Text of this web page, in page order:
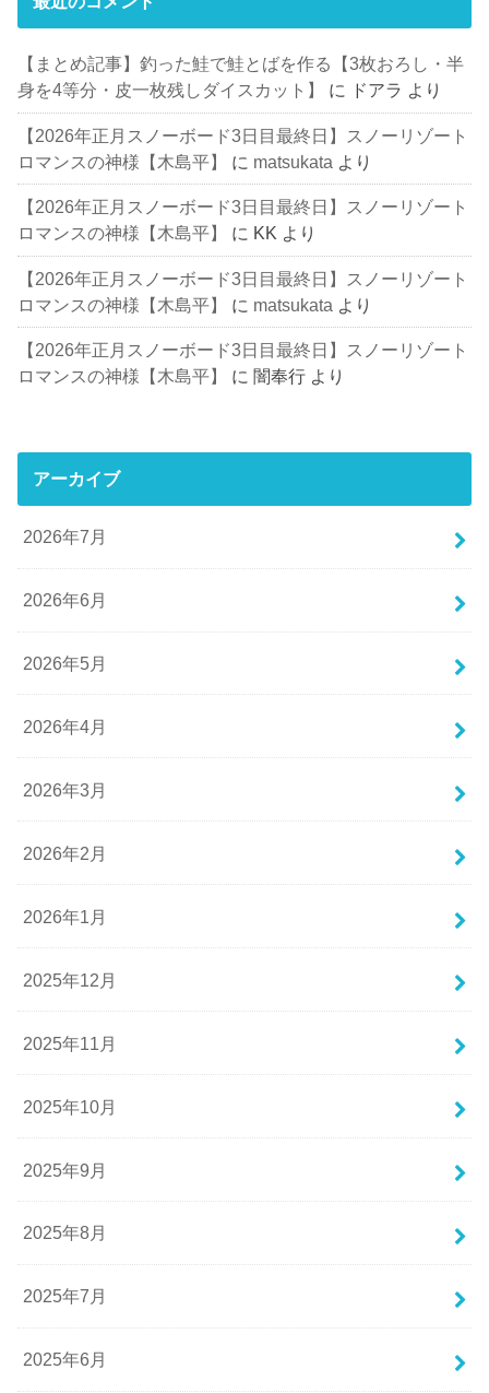
【まとめ記事】釣った鮭で鮭とばを作る【3枚おろし・半
身を4等分・皮一枚残しダイスカット】
に ドアラ より
【2026年正月スノーボード3日目最終日】スノーリゾート
ロマンスの神様【木島平】
に matsukata より
【2026年正月スノーボード3日目最終日】スノーリゾート
ロマンスの神様【木島平】
に KK より
【2026年正月スノーボード3日目最終日】スノーリゾート
ロマンスの神様【木島平】
に matsukata より
【2026年正月スノーボード3日目最終日】スノーリゾート
ロマンスの神様【木島平】
に闇奉行 より
アーカイブ
2026年7月
2026年6月
2026年5月
2026年4月
2026年3月
2026年2月
2026年1月
2025年12月
2025年11月
2025年10月
2025年9月
2025年8月
2025年7月
2025年6月